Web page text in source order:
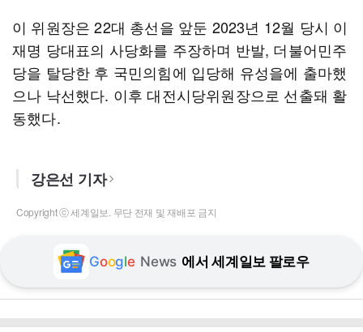
이 위원장은 22대 총선을 앞둔 2023년 12월 당시 이
재명 당대표의 사당화를 주장하며 반발, 더불어민주
당을 탈당한 후 국민의힘에 입당해 유성을에 출마했
으나 낙선했다. 이후 대전시당위원장으로 선출돼 활
동했다.
강은선 기자
Copyright ⓒ 세계일보. 무단 전재 및 재배포 금지
Google News 에서 세계일보 팔로우